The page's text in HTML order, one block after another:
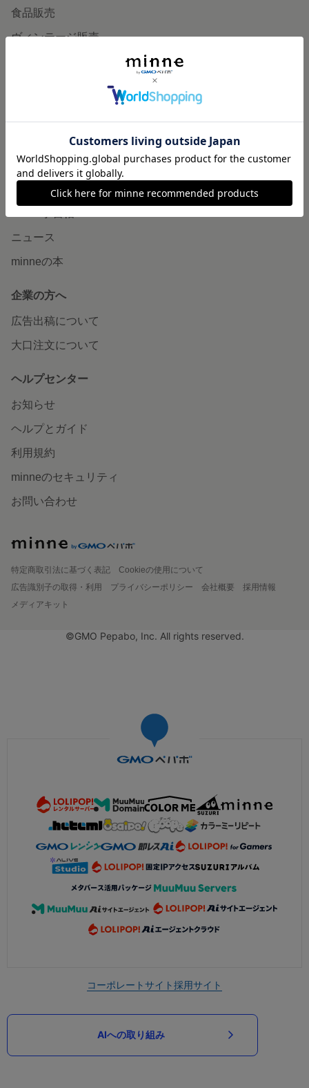
食品販売
ヴィンテージ販売
読みもの
minneとものづくりと
ニュース
minneの本
企業の方へ
広告出稿について
大口注文について
ヘルプセンター
お知らせ
ヘルプとガイド
利用規約
minneのセキュリティ
お問い合わせ
特定商取引法に基づく表記
Cookieの使用について
広告識別子の取得・利用
プライバシーポリシー 会社概要
採用情報
メディアキット
©GMO Pepabo, Inc. All rights reserved.
コーポレートサイト採用サイト
AIへの取り組み